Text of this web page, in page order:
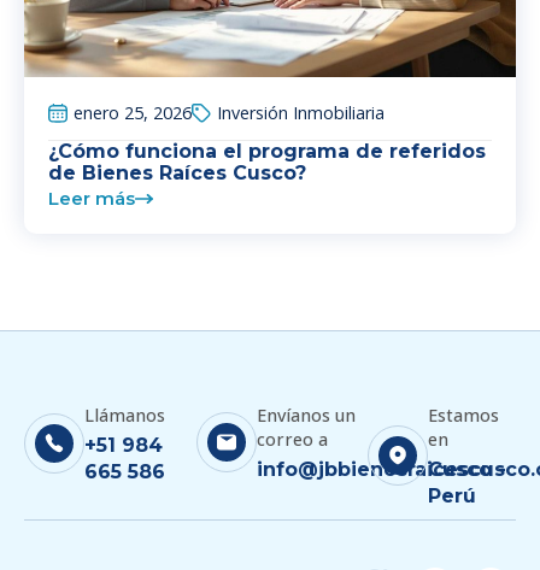
enero 25, 2026
Inversión Inmobiliaria
¿Cómo funciona el programa de referidos
de Bienes Raíces Cusco?
Leer más
+51 984
665 586
Llámanos
Envíanos un
correo a
Cusco -
Perú
Estamos
en